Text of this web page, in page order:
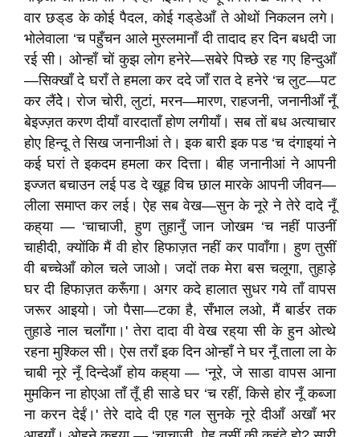
वार छड्‌ड के कोई पैदल, कोई गड्‌डेआँ ते ओथों निकलन लगे।
भोलेवाला ‘च पहुँचन आले मुस्लमानाँ दी तादाद हर दिन बधदी जा
रई सी। ओन्हाँ चों कुझ लोग हनेरे—सबेरे पिच्छे रह गए हिन्दुआँ
—सिक्खाँ दे घराँ ते हमला कर ददे जाँ रात दे हनेरे ‘च लुट—पट
कर लैंदेे। रोज चोरी, लुटां, मरन—मारण, राहजनी, जनानीआँ नूँ
बेइज्ज़त करण दीयाँ वारदाताँ होण लगीयाँ। सब तों बध अत्याचार
होए हिन्दू ते सिख जनानीआं ते। इक बारी इक पड ‘च दंगाइयां ने
कई घरां ते इकदम हमला कर दित्ता। बीह जनानीआं ने आपनी
इज्जत बचाउन लई पड दे खूह विच छाल मारके आपनी जीवन—
लीला समाप्त कर लई। ऐह सब वेख—सुन के नूरे ने तेरे दादे नूँ
कह्‌या — ‘चाचाजी, हुण तुहानुँ जान जोखम ‘च नहीं पाउनीं
चाहीदी, क्योंकि मैं वी होर हिफाज़त नहीं कर पावाँगा। हुण तुसीं
वी बच्चेआँ कोल चले जाओ। जदों तक मेरा बस चलूगा, तुहाड़े
घर दी हिफाज़त करूँगा। अगर कदे हालात सुधर गये ताँ वापस
जरूर आइयो। जो पैसा—टका है, सँभाल लओ, मैं बार्डर तक
तुहाडे नाल चलाँगा।' तेरा दादा वी वेख रह्‌या सी के हुन ओत्थे
रहना मुश्किल सी। ऐस तराँ इक दिन ओन्हाँ ने घर नूँ ताला ला के
चाबी नूरे नूँ दिन्देआँ होय कह्‌या — ‘नूरे, जे साडा वापस आना
मुमकिन ना होएआ ताँ तूँ ही साडे घर ‘च रहीं, किसे होर नूँ कब्जा
ना करन देईं।' तेरे दादे दी एह गल सुनके नूरे दीआँ अखाँ भर